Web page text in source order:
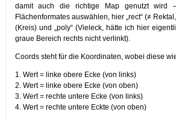
damit auch die richtige Map genutzt wird
Flächenformates auswählen, hier „rect“ (≠
(Kreis) und „poly“ (Vieleck, hätte ich hier
graue Bereich rechts nicht verlinkt).
Coords steht für die Koordinaten, wobei diese
1. Wert = linke obere Ecke (von links)
2. Wert = linke obere Ecke (von oben)
3. Wert = rechte untere Ecke (von links)
4. Wert = rechte untere Eckte (von oben)